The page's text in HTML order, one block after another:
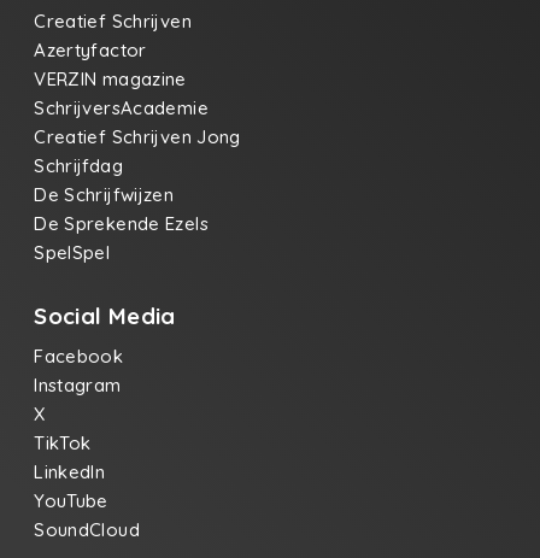
Creatief Schrijven
Azertyfactor
VERZIN magazine
SchrijversAcademie
Creatief Schrijven Jong
Schrijfdag
De Schrijfwijzen
De Sprekende Ezels
SpelSpel
Social Media
Facebook
Instagram
X
TikTok
LinkedIn
YouTube
SoundCloud